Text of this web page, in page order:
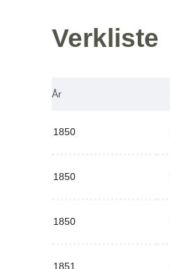
Verkliste
År
1850
1850
1850
1851